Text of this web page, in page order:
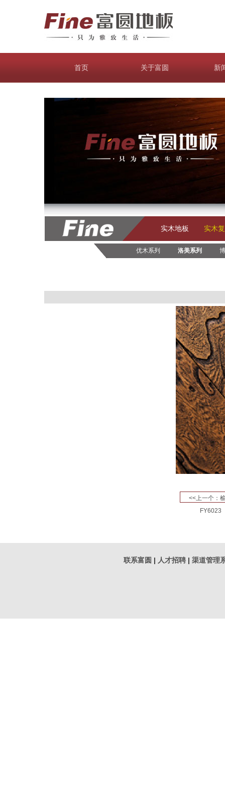
首页 关于富圆 新
实木地板 实木
优木系列 洛美系列
<<上一个：
FY6023
联系富圆 | 人才招聘| 渠道管理